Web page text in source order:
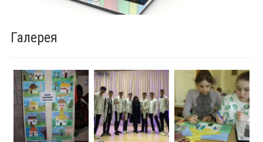
Галерея